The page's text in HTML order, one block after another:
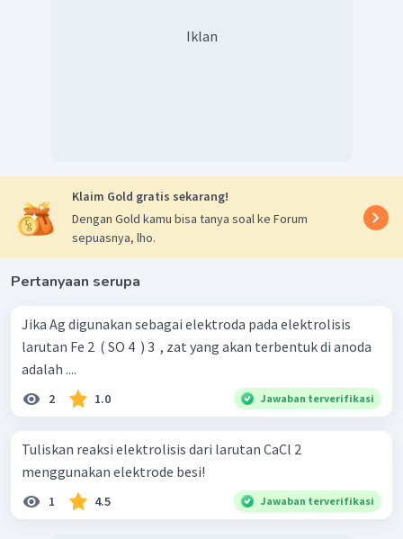
Iklan
Klaim Gold gratis sekarang!
Dengan Gold kamu bisa tanya soal ke Forum
sepuasnya, lho.
Pertanyaan serupa
Jika Ag digunakan sebagai elektroda pada elektrolisis
larutan Fe 2 ​ ( SO 4 ​ ) 3 ​ , zat yang akan terbentuk di anoda
adalah ....
2 1.0 Jawaban terverifikasi
Tuliskan reaksi elektrolisis dari larutan CaCl 2 ​
menggunakan elektrode besi!
1 4.5 Jawaban terverifikasi